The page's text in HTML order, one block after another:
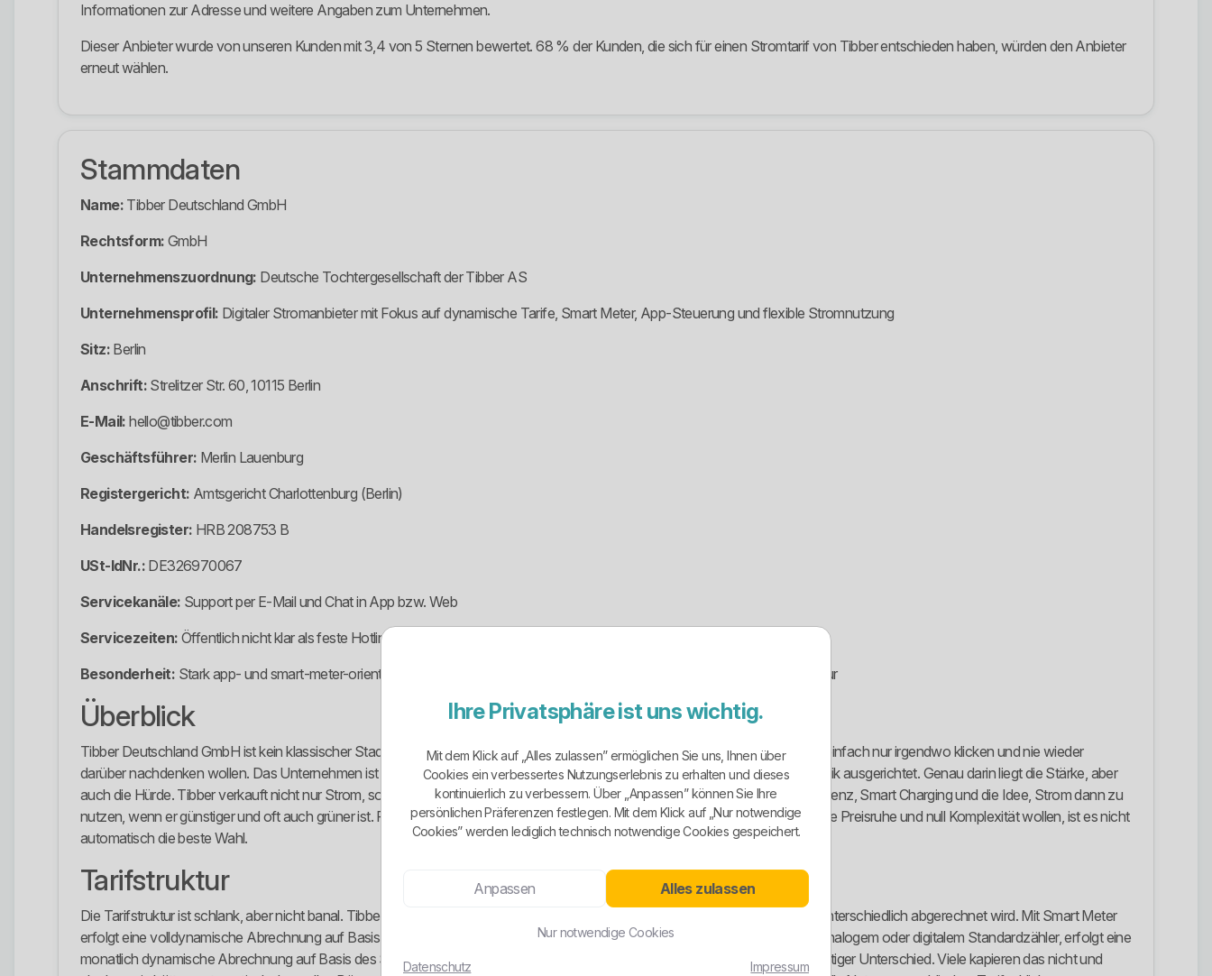
Informationen zur Adresse und weitere Angaben zum Unternehmen.
Dieser Anbieter wurde von unseren Kunden mit 3,4 von 5 Sternen bewertet. 68 % der Kunden, die sich für einen Stromtarif von Tibber entschieden haben, würden den Anbieter
erneut wählen.
Stammdaten
Name: Tibber Deutschland GmbH
Rechtsform: GmbH
Unternehmenszuordnung: Deutsche Tochtergesellschaft der Tibber AS
Unternehmensprofil: Digitaler Stromanbieter mit Fokus auf dynamische Tarife, Smart Meter, App-Steuerung und flexible Stromnutzung
Sitz: Berlin
Anschrift: Strelitzer Str. 60, 10115 Berlin
E-Mail: hello@tibber.com
Geschäftsführer: Merlin Lauenburg
Registergericht: Amtsgericht Charlottenburg (Berlin)
Handelsregister: HRB 208753 B
USt-IdNr.: DE326970067
Servicekanäle: Support per E-Mail und Chat in App bzw. Web
Servicezeiten: Öffentlich nicht klar als feste Hotline-Zeiten ausgewiesen
Besonderheit: Stark app- und smart-meter-orientierter Anbieter ohne klassische Stadtwerke- oder Regionalversorger-Struktur
Überblick
Tibber Deutschland GmbH ist kein klassischer Stadtwerke-Versorger und auch kein normaler Festpreis-Anbieter für Leute, die einfach nur irgendwo klicken und nie wieder
darüber nachdenken wollen. Das Unternehmen ist klar auf digitale Stromnutzung, flexible Verbräuche und dynamische Preislogik ausgerichtet. Genau darin liegt die Stärke, aber
auch die Hürde. Tibber verkauft nicht nur Strom, sondern ein ganzes Nutzungskonzept: App, Smart Meter, Verbrauchstransparenz, Smart Charging und die Idee, Strom dann zu
nutzen, wenn er günstiger und oft auch grüner ist. Für technisch affine Haushalte ist das interessant. Für Menschen, die absolute Preisruhe und null Komplexität wollen, ist es nicht
automatisch die beste Wahl.
Tarifstruktur
Die Tarifstruktur ist schlank, aber nicht banal. Tibber arbeitet im Kern mit einem dynamischen Strommodell, das je nach Zähler unterschiedlich abgerechnet wird. Mit Smart Meter
erfolgt eine volldynamische Abrechnung auf Basis aktueller 15-Minuten-Preise am Energiemarkt. Ohne Smart Meter, also mit analogem oder digitalem Standardzähler, erfolgt eine
monatlich dynamische Abrechnung auf Basis des Standardlastprofils und des jeweiligen Monatsdurchschnitts. Das ist ein wichtiger Unterschied. Viele kapieren das nicht und
Ihre Privatsphäre ist uns wichtig.
Mit dem Klick auf „Alles zulassen” ermöglichen Sie uns, Ihnen über
Cookies ein verbessertes Nutzungserlebnis zu erhalten und dieses
kontinuierlich zu verbessern. Über „Anpassen” können Sie Ihre
persönlichen Präferenzen festlegen. Mit dem Klick auf „Nur notwendige
Cookies” werden lediglich technisch notwendige Cookies gespeichert.
Anpassen Alles zulassen
Nur notwendige Cookies
Datenschutz Impressum